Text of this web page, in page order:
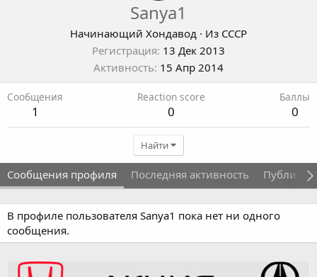
Sanya1
Начинающий Хондавод · Из СССР
Регистрация 13 Дек 2013
Активность 15 Апр 2014
Сообщения
1
Reaction score
0
Баллы
0
Найти
Сообщения профиля Последняя активность
В профиле пользователя Sanya1 пока нет ни одного
сообщения.